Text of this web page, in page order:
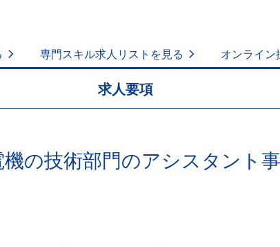
専門スキル求人リストを見る オンライン
求人要項
機の技術部門のアシスタント